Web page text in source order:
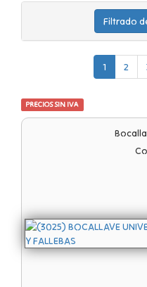
Filtrado
1 2
PRECIOS SIN IVA